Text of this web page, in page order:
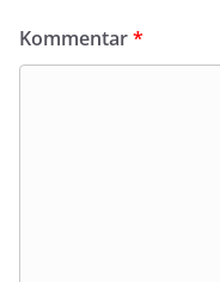
Kommentar*